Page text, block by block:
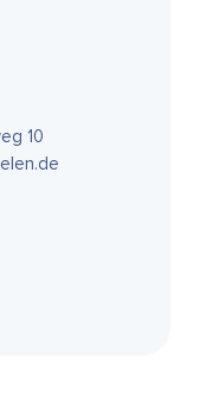
10